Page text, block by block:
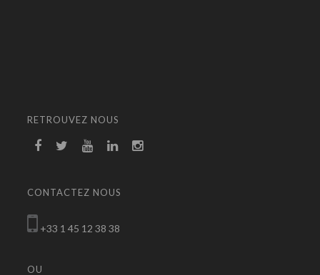
RETROUVEZ NOUS
CONTACTEZ NOUS
+33 1 45 12 38 38
OU